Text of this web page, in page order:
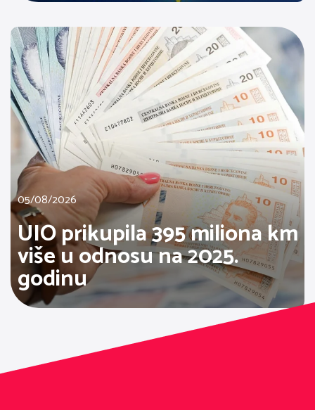
05/08/2026
UIO prikupila 395 miliona km
više u odnosu na 2025.
godinu